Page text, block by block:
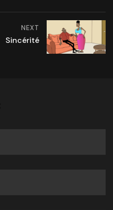
NEXT
Sincérité